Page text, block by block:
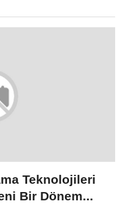
Teknolojileri
Bir Dönem...